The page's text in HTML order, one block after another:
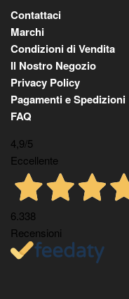
Contattaci
Marchi
Condizioni di Vendita
Il Nostro Negozio
Privacy Policy
Pagamenti e Spedizioni
FAQ
4,9/5
Eccellente
6.338
Recensioni